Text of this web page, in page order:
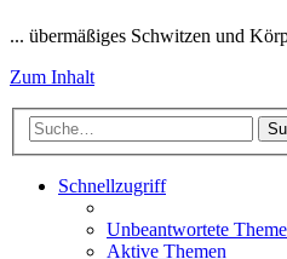
... übermäßiges Schwitzen und
Zum Inhalt
Schnellzugriff
Unbeantwortete
Aktive Themen